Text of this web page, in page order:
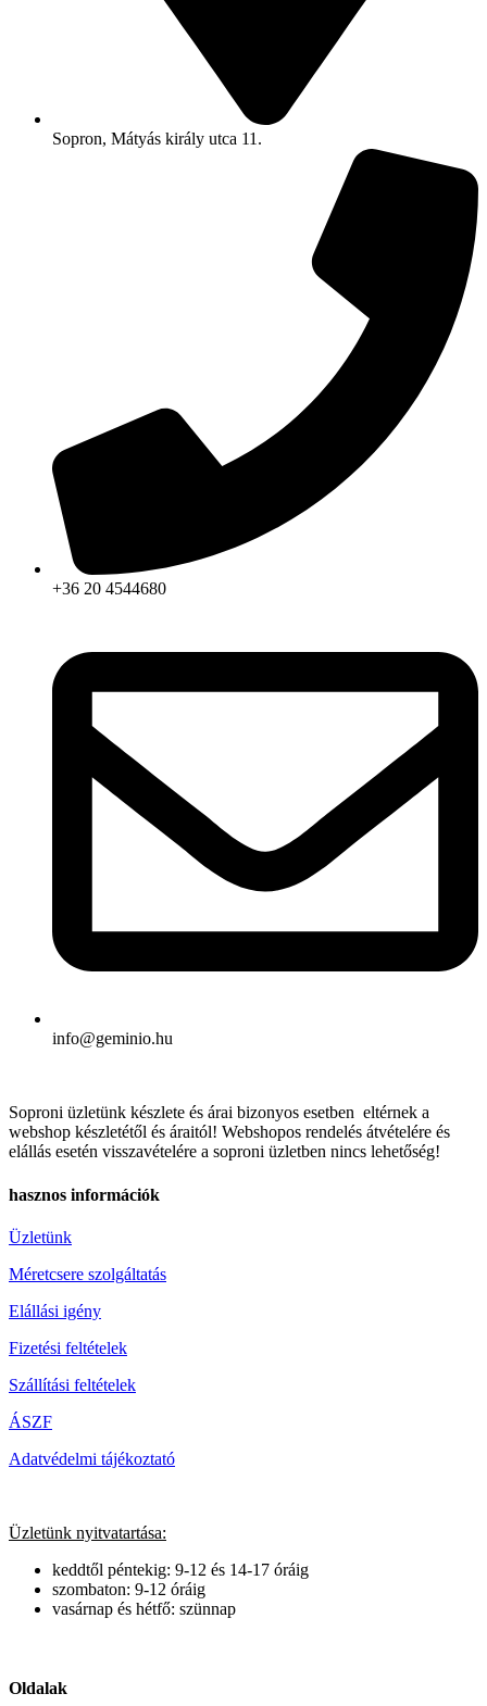
Sopron, Mátyás király utca 11.
+36 20 4544680
info@geminio.hu
Soproni üzletünk készlete és árai bizonyos esetben eltérnek a
webshop készletétől és áraitól! Webshopos rendelés átvételére és
elállás esetén visszavételére a soproni üzletben nincs lehetőség!
hasznos információk
Üzletünk
Méretcsere szolgáltatás
Elállási igény
Fizetési feltételek
Szállítási feltételek
ÁSZF
Adatvédelmi tájékoztató
Üzletünk nyitvatartása:
keddtől péntekig: 9-12 és 14-17 óráig
szombaton: 9-12 óráig
vasárnap és hétfő: szünnap
Oldalak